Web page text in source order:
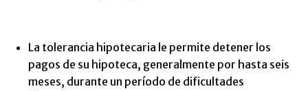
La tolerancia hipotecaria le permite detener los
pagos de su hipoteca, generalmente por hasta seis
meses, durante un período de dificultades